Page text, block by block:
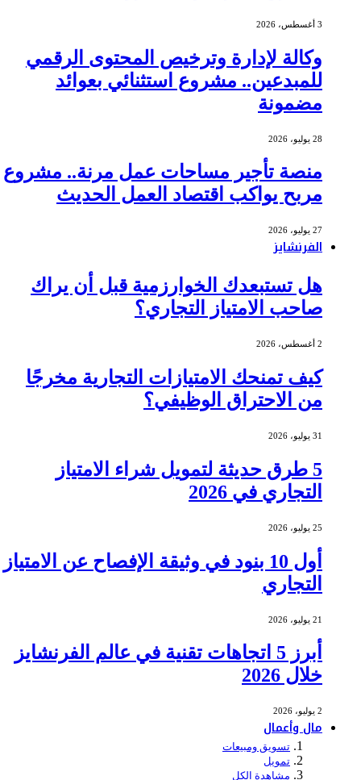
3 أغسطس، 2026
وكالة لإدارة وترخيص المحتوى الرقمي
للمبدعين.. مشروع استثنائي بعوائد
مضمونة
28 يوليو، 2026
منصة تأجير مساحات عمل مرنة.. مشروع
مربح يواكب اقتصاد العمل الحديث
27 يوليو، 2026
الفرنشايز
هل تستبعدك الخوارزمية قبل أن يراك
صاحب الامتياز التجاري؟
2 أغسطس، 2026
كيف تمنحك الامتيازات التجارية مخرجًا
من الاحتراق الوظيفي؟
31 يوليو، 2026
5 طرق حديثة لتمويل شراء الامتياز
التجاري في 2026
25 يوليو، 2026
أول 10 بنود في وثيقة الإفصاح عن الامتياز
التجاري
21 يوليو، 2026
أبرز 5 اتجاهات تقنية في عالم الفرنشايز
خلال 2026
2 يوليو، 2026
مال وأعمال
تسويق ومبيعات
تمويل
مشاهدة الكل